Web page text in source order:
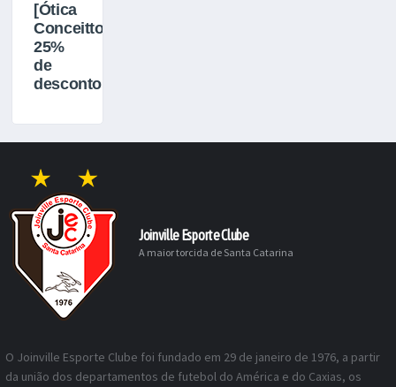
[Ótica
Conceitto]
25%
de
desconto
Joinville Esporte Clube
A maior torcida de Santa Catarina
O Joinville Esporte Clube foi fundado em 29 de janeiro de 1976, a partir
da união dos departamentos de futebol do América e do Caxias, os